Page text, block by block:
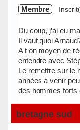
Membre
Du coup, j’ai eu
Il vaut quoi
A t on moyen de
entendre avec
Le remettre sur le
années à venir
des hommes forts
Hors ligne
bretagne sud